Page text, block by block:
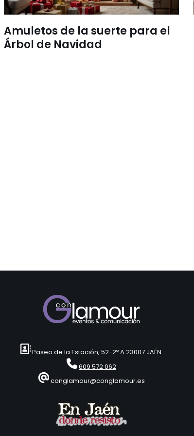
Amuletos de la suerte para el
Árbol de Navidad
Paseo de la Estación, 52-2º A 23007 JAÉN.
609 572 062
conglamour@conglamour.es